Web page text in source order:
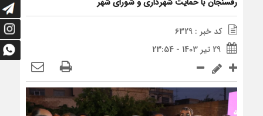
کد خبر : 6329
29 تیر 1403 - 23:54